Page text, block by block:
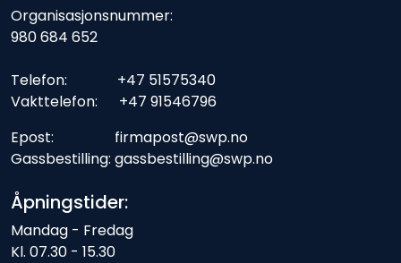
Organisasjonsnummer:
980 684 652
Telefon: +47 51575340
Vakttelefon: +47 91546796
Epost: firmapost@swp.no
Gassbestilling: gassbestilling@swp.no
Åpningstider:
Mandag - Fredag
Kl. 07.30 - 15.30